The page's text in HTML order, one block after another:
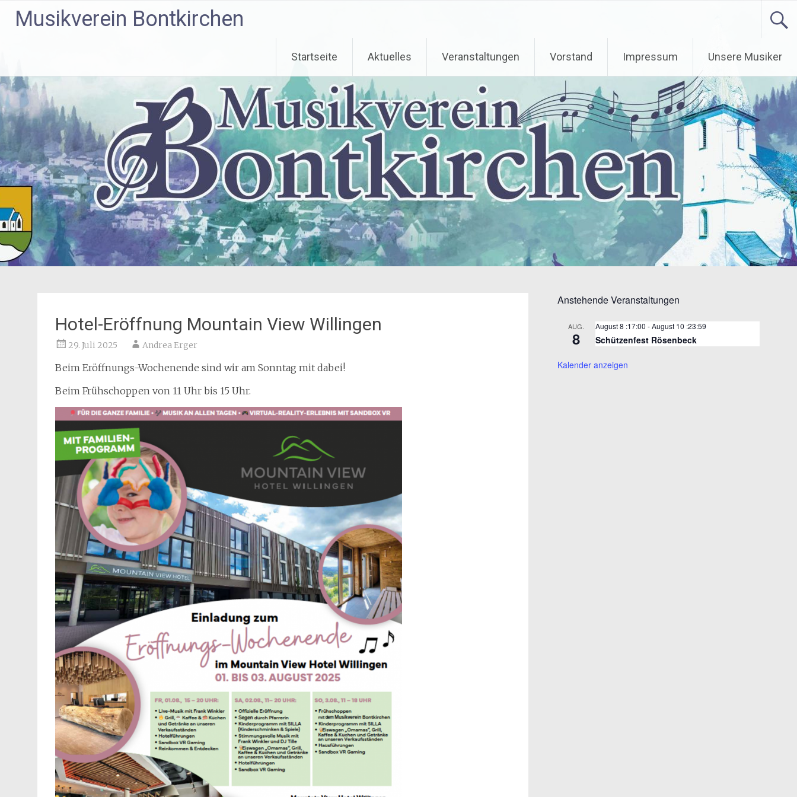
InhaltMusikverein Bontkirchen
Startseite Aktuelles Veranstaltungen Vorstand Impressum Unsere Musiker
Hotel-Eröffnung Mountain View Willingen
29. Juli 2025 Andrea Erger
Beim Eröffnungs-Wochenende sind wir am Sonntag mit dabei!
Beim Frühschoppen von 11 Uhr bis 15 Uhr.
Anstehende Veranstaltungen
AUG.
8
August 8 :17:00 -August 10 :23:59
Schützenfest Rösenbeck
Kalender anzeigen